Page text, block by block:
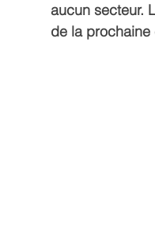
aucun secteur.
de la